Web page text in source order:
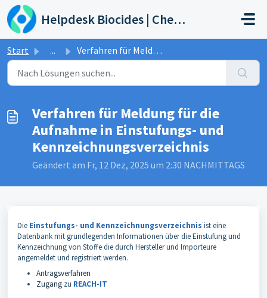
Zum hauptsächlichen Inhalt gehen
Helpdesk Biocides | Chemicals | Products
Start ... Verfahren für Meldung für die Aufnahme in Einstufungs- un...
Verfahren für Meldung für die
Aufnahme in Einstufungs- und
Kennzeichnungsverzeichnis
Geändert am Fr, 12 Dez, 2025 um 2:30 NACHMITTAGS
Die Einstufungs- und Kennzeichnungsverzeichnis ist eine
Datenbank mit grundlegenden Informationen über die Einstufung und
Kennzeichnung von Stoffe die durch Hersteller und Importeure
angemeldet und registriert werden.
Antragsverfahren
Zugang zu REACH-IT